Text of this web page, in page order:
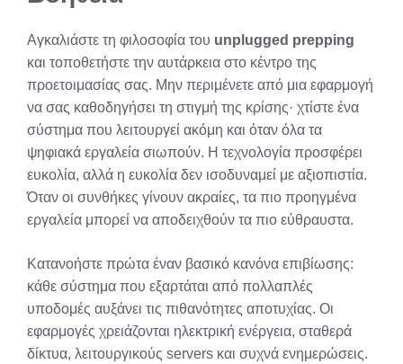
Αγκαλιάστε τη φιλοσοφία του unplugged prepping
και τοποθετήστε την αυτάρκεια στο κέντρο της
προετοιμασίας σας. Μην περιμένετε από μια εφαρμογή
να σας καθοδηγήσει τη στιγμή της κρίσης· χτίστε ένα
σύστημα που λειτουργεί ακόμη και όταν όλα τα
ψηφιακά εργαλεία σιωπούν. Η τεχνολογία προσφέρει
ευκολία, αλλά η ευκολία δεν ισοδυναμεί με αξιοπιστία.
Όταν οι συνθήκες γίνουν ακραίες, τα πιο προηγμένα
εργαλεία μπορεί να αποδειχθούν τα πιο εύθραυστα.
Κατανοήστε πρώτα έναν βασικό κανόνα επιβίωσης:
κάθε σύστημα που εξαρτάται από πολλαπλές
υποδομές αυξάνει τις πιθανότητες αποτυχίας. Οι
εφαρμογές χρειάζονται ηλεκτρική ενέργεια, σταθερά
δίκτυα, λειτουργικούς servers και συχνά ενημερώσεις.